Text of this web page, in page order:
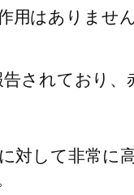
用はありませ
されており
対して非常に